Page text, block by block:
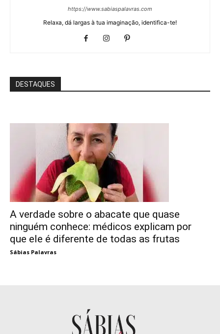
https://www.sabiaspalavras.com
Relaxa, dá largas à tua imaginação, identifica-te!
DESTAQUES
A verdade sobre o abacate que quase
ninguém conhece: médicos explicam por
que ele é diferente de todas as frutas
Sábias Palavras